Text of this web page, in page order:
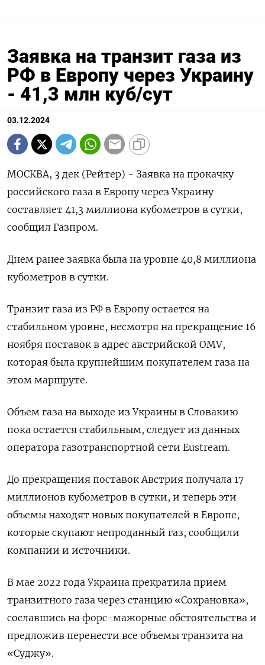
Заявка на транзит газа из
РФ в Европу через Украину
- 41,3 млн куб/сут
03.12.2024
МОСКВА, 3 дек (Рейтер) - Заявка на прокачку
российского газа в Европу через Украину
составляет 41,3 миллиона кубометров в сутки,
сообщил Газпром.
Днем ранее заявка была на уровне 40,8 миллиона
кубометров в сутки.
Транзит газа из РФ в Европу остается на
стабильном уровне, несмотря на прекращение 16
ноября поставок в адрес австрийской OMV,
которая была крупнейшим покупателем газа на
этом маршруте.
Объем газа на выходе из Украины в Словакию
пока остается стабильным, следует из данных
оператора газотранспортной сети Eustream.
До прекращения поставок Австрия получала 17
миллионов кубометров в сутки, и теперь эти
объемы находят новых покупателей в Европе,
которые скупают непроданный газ, сообщили
компании и источники.
В мае 2022 года Украина прекратила прием
транзитного газа через станцию «Сохрановка»,
сославшись на форс-мажорные обстоятельства и
предложив перенести все объемы транзита на
«Суджу».